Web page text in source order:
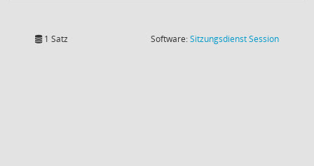
1 Satz Software:SitzungsdienstSession(Wird in